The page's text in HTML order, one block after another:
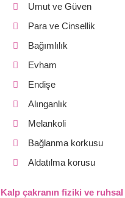
Umut ve Güven
Para ve Cinsellik
Bağımlılık
Evham
Endişe
Alınganlık
Melankoli
Bağlanma korkusu
Aldatılma korusu
Kalp çakranın fiziki ve